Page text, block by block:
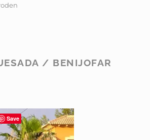
/ BENIJOFAR
Save